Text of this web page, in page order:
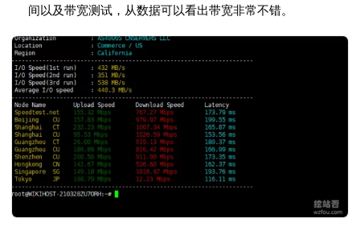
间以及带宽测试，从数据可以看出带宽非常不错。